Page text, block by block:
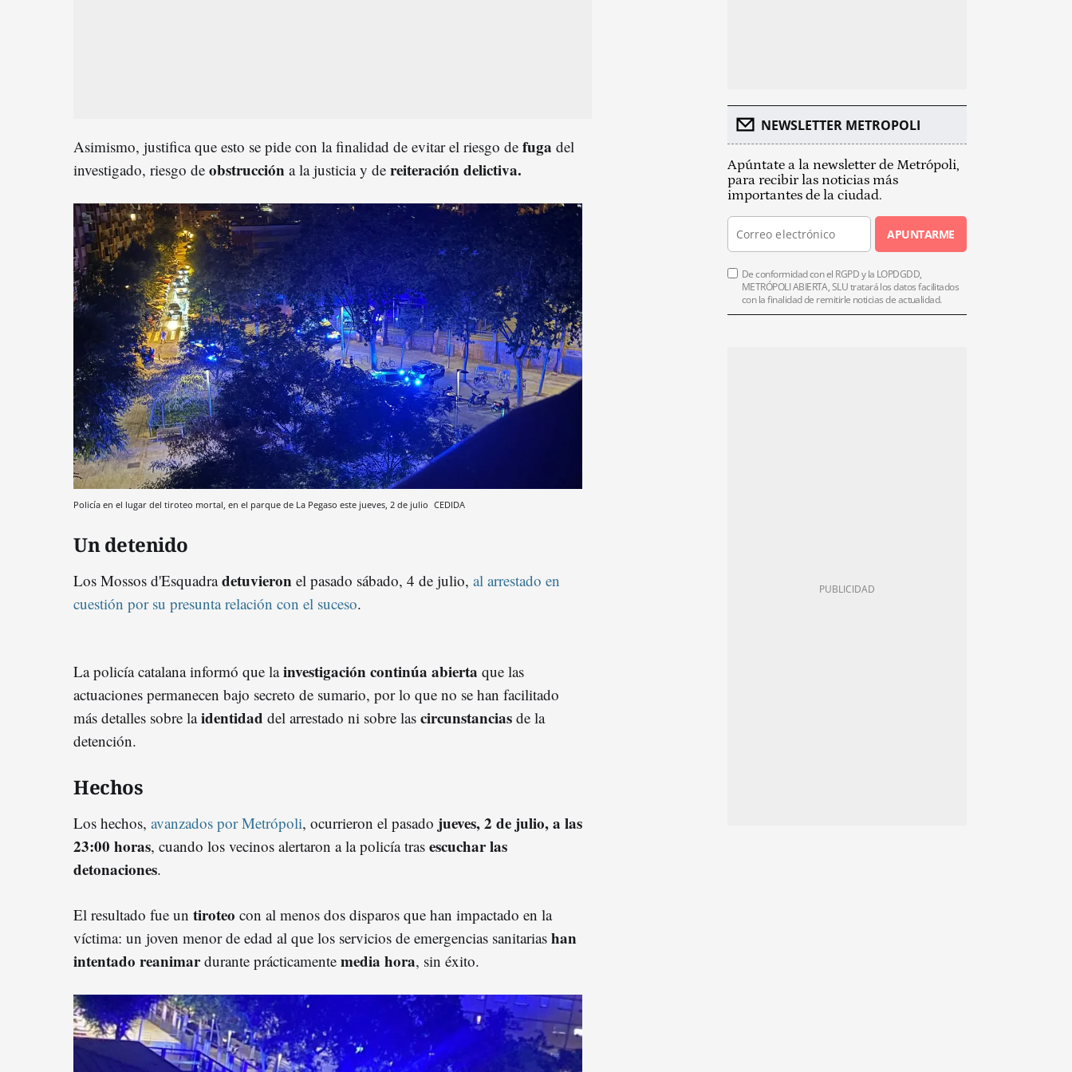
Asimismo, justifica que esto se pide con la finalidad de evitar el riesgo de fuga del
investigado, riesgo de obstrucción a la justicia y de reiteracióndelictiva.
Policía en el lugar del tiroteo mortal, en el parque de La Pegaso este jueves, 2 de julio CEDIDA
Un detenido
Los Mossos d'Esquadradetuvieron el pasado sábado, 4 de julio, al arrestado en
cuestión por su presunta relación con el suceso.
La policía catalana informó que lainvestigación continúa abierta que las
actuaciones permanecen bajo secreto de sumario, por lo que no se han facilitado
más detalles sobre laidentidad del arrestado ni sobre las circunstancias de la
detención.
Hechos
Los hechos, avanzados por Metrópoli, ocurrieron el pasado jueves, 2 de julio, a las
23:00 horas, cuando los vecinos alertaron a la policía tras escuchar las
detonaciones.
El resultado fue un tiroteo con al menos dos disparos que han impactado en la
víctima: un joven menor de edad al que los servicios de emergencias sanitarias han
intentado reanimardurante prácticamente media hora, sin éxito.
NEWSLETTER METROPOLI
Apúntate a la newsletter de Metrópoli,
para recibir las noticias más
importantes de la ciudad.
APUNTARME
De conformidad con el RGPD y la LOPDGDD,
METRÓPOLI ABIERTA, SLU tratará los datos facilitados
con la finalidad de remitirle noticias de actualidad.